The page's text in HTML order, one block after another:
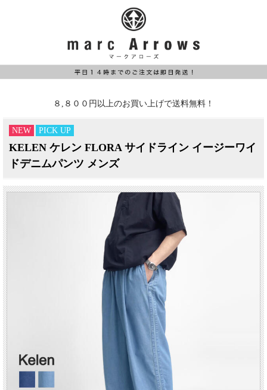
８,８００円以上のお買い上げで送料無料！
NEW PICK UP
KELEN ケレン FLORA サイドライン イージーワイ
ドデニムパンツ メンズ